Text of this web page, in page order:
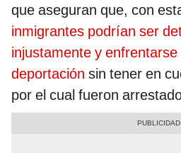
que aseguran que, con
inmigrantes podrían ser
injustamente y
deportación sin tener en
por el cual fueron